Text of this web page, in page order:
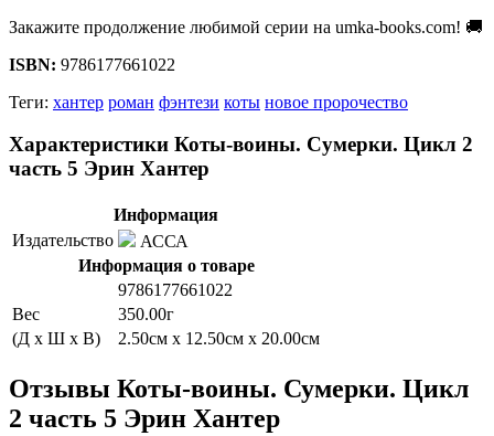
Закажите продолжение любимой серии на umka-books.com! 🚚
ISBN: 9786177661022
Теги: хантер роман фэнтези коты новое пророчество
Характеристики Коты-воины. Сумерки. Цикл 2
часть 5 Эрин Хантер
Информация
Издательство
АССА
Информация о товаре
9786177661022
Вес
350.00г
(Д x Ш x В)
2.50см x 12.50см x 20.00см
Отзывы Коты-воины. Сумерки. Цикл
2 часть 5 Эрин Хантер